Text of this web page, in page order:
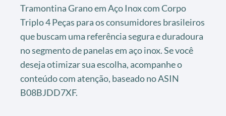
Tramontina Grano em Aço Inox com Corpo
Triplo 4 Peças para os consumidores brasileiros
que buscam uma referência segura e duradoura
no segmento de panelas em aço inox. Se você
deseja otimizar sua escolha, acompanhe o
conteúdo com atenção, baseado no ASIN
B08BJDD7XF.